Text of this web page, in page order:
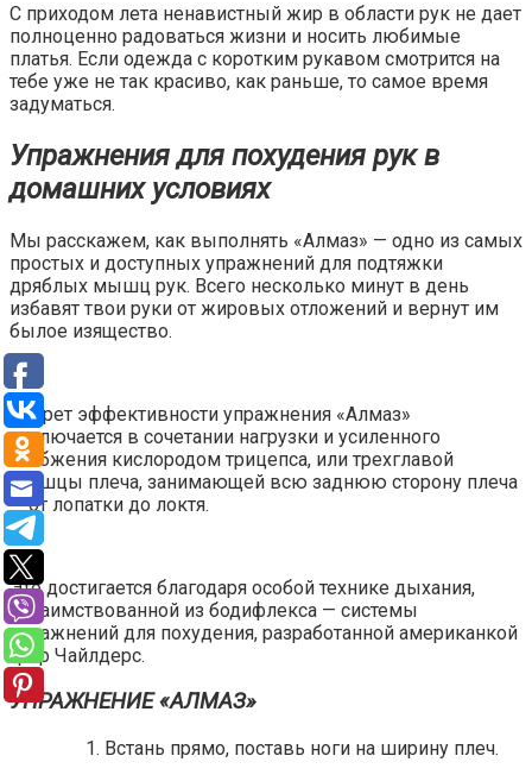
С приходом лета ненавистный жир в области рук не дает
полноценно радоваться жизни и носить любимые
платья. Если одежда с коротким рукавом смотрится на
тебе уже не так красиво, как раньше, то самое время
задуматься.
Упражнения для похудения рук в
домашних условиях
Мы расскажем, как выполнять «Алмаз» — одно из самых
простых и доступных упражнений для подтяжки
дряблых мышц рук. Всего несколько минут в день
избавят твои руки от жировых отложений и вернут им
былое изящество.
Секрет эффективности упражнения «Алмаз»
заключается в сочетании нагрузки и усиленного
снабжения кислородом трицепса, или трехглавой
мышцы плеча, занимающей всю заднюю сторону плеча
— от лопатки до локтя.
Это достигается благодаря особой технике дыхания,
позаимствованной из бодифлекса — системы
упражнений для похудения, разработанной американкой
Грир Чайлдерс.
УПРАЖНЕНИЕ «АЛМАЗ»
Встань прямо, поставь ноги на ширину плеч.